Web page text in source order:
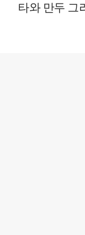
타와 만두 그